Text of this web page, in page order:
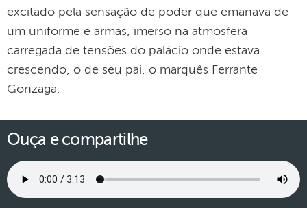
excitado pela sensação de poder que emanava de
um uniforme e armas, imerso na atmosfera
carregada de tensões do palácio onde estava
crescendo, o de seu pai, o marquês Ferrante
Gonzaga.
Ouça e compartilhe